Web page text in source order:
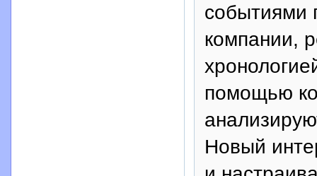
событиями
компании,
помощью
Новый